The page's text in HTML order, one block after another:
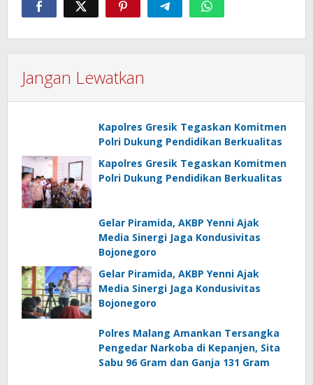
Jangan Lewatkan
Kapolres Gresik Tegaskan Komitmen
Polri Dukung Pendidikan Berkualitas
Kapolres Gresik Tegaskan Komitmen
Polri Dukung Pendidikan Berkualitas
Gelar Piramida, AKBP Yenni Ajak
Media Sinergi Jaga Kondusivitas
Bojonegoro
Gelar Piramida, AKBP Yenni Ajak
Media Sinergi Jaga Kondusivitas
Bojonegoro
Polres Malang Amankan Tersangka
Pengedar Narkoba di Kepanjen, Sita
Sabu 96 Gram dan Ganja 131 Gram